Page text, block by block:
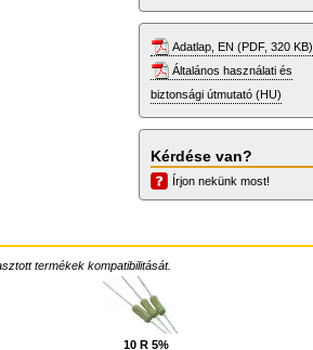
Adatlap, EN (PDF, 320 KB)
Általános használati és
biztonsági útmutató (HU)
Kérdése van?
Írjon nekünk most!
termékek kompatibilitását.
10 R 5%